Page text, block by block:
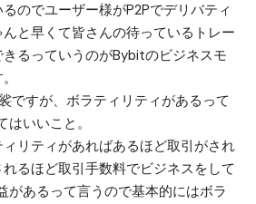
のでユーザー様がP2Pでデリバティ
と早くて皆さんの待っているトレー
るっていうのがBybitのビジネスモ
ですが、ボラティリティがあるって
いいこと。
リティがあればあるほど取引がされ
るほど取引手数料でビジネスをして
があるって言うので基本的にはボラ